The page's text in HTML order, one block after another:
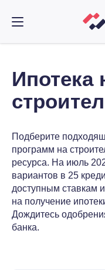
Ипотека
Подберите
программ на
ресурса. На июль
вариантов в 25
доступным ставкам
на получение
Дождитесь
банка.